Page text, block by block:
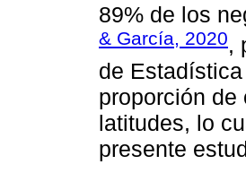
89% de los
& García, 2020,
de
proporción
latitudes, lo
presente